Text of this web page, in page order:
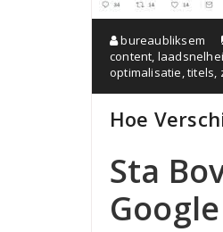
bureaubliksem
content,
optimalisatie,titels,
Hoe
Sta
Google